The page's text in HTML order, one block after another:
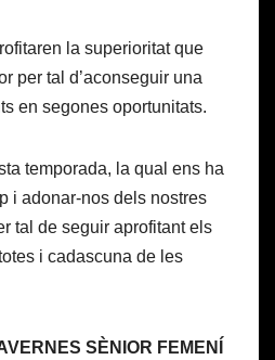
la superioritat que
per tal d’aconseguir una
en segones oportunitats.
temporada, la qual ens ha
i adonar-nos dels nostres
tal de seguir aprofitant els
i cadascuna de les
SÈNIOR FEMENÍ